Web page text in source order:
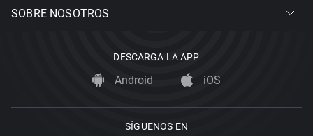
SOBRE NOSOTROS
DESCARGA LA APP
Android iOS
SÍGUENOS EN